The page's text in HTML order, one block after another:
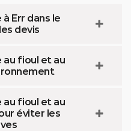
Err dans le
devis
au fioul et au
au fioul et au
éviter les